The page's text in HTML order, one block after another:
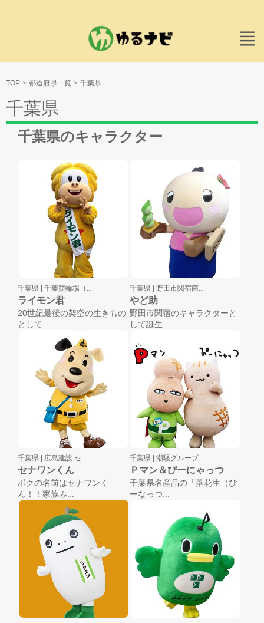
TOP 都道府県一覧 千葉県
千葉県
千葉県のキャラクター
千葉県 | 千葉競輪場（...
ライモン君
20世紀最後の架空の生きもの
として...
千葉県 | 野田市関宿商...
やど助
野田市関宿のキャラクターと
して誕生...
千葉県 | 広島建設 セ...
セナワンくん
ボクの名前はセナワンく
ん！！家族み...
千葉県 | 潮騒グループ
Ｐマン＆ぴーにゃっつ
千葉県名産品の「落花生（ぴ
ーなっつ...